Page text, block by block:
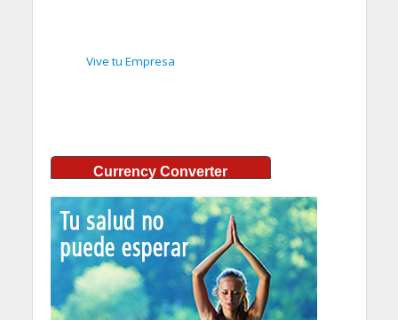
Vive tu Empresa
Currency Converter